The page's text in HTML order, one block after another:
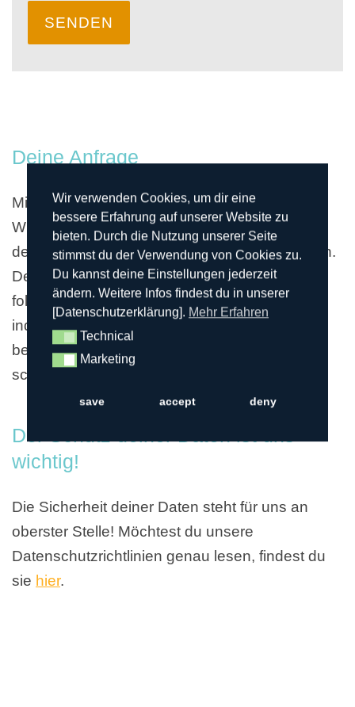
SENDEN
Deine Anfrage
Mit deiner Anfrage sicherst du dir deinen
Wunschtermin, vorausgesetzt, wir bestätigen
den Termin innerhalb der nächsten 24 Stunden.
Deinen Termin reservieren wir dir für die
folgenden 14 Tage. Du erhältst von uns ein
individuelles Angebot und wenn es Dir zusagt,
bestätige uns dieses und dann kann es auch
schon losgehen!
Der Schutz deiner Daten ist uns
wichtig!
Die Sicherheit deiner Daten steht für uns an
oberster Stelle! Möchtest du unsere
Datenschutzrichtlinien genau lesen, findest du
sie hier.
Wir verwenden Cookies, um dir eine
bessere Erfahrung auf unserer Website zu
bieten. Durch die Nutzung unserer Seite
stimmst du der Verwendung von Cookies zu.
Du kannst deine Einstellungen jederzeit
ändern. Weitere Infos findest du in unserer
[Datenschutzerklärung]. Mehr Erfahren
Technical
Technical
Marketing
Marketing
save accept deny